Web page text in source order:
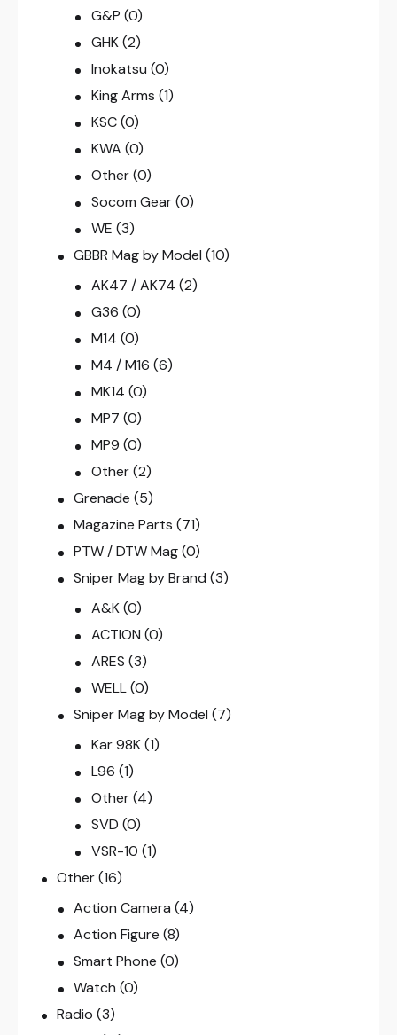
G&P (0)
GHK (2)
Inokatsu (0)
King Arms (1)
KSC (0)
KWA (0)
Other (0)
Socom Gear (0)
WE (3)
GBBR Mag by Model (10)
AK47 / AK74 (2)
G36 (0)
M14 (0)
M4 / M16 (6)
MK14 (0)
MP7 (0)
MP9 (0)
Other (2)
Grenade (5)
Magazine Parts (71)
PTW / DTW Mag (0)
Sniper Mag by Brand (3)
A&K (0)
ACTION (0)
ARES (3)
WELL (0)
Sniper Mag by Model (7)
Kar 98K (1)
L96 (1)
Other (4)
SVD (0)
VSR-10 (1)
Other(16)
Action Camera (4)
Action Figure (8)
Smart Phone (0)
Watch (0)
Radio (3)